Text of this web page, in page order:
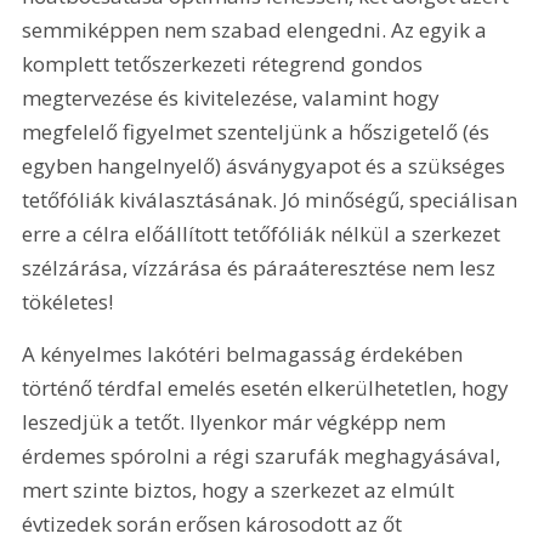
semmiképpen nem szabad elengedni. Az egyik a
komplett tetőszerkezeti rétegrend gondos
megtervezése és kivitelezése, valamint hogy
megfelelő figyelmet szenteljünk a hőszigetelő (és
egyben hangelnyelő) ásványgyapot és a szükséges
tetőfóliák kiválasztásának. Jó minőségű, speciálisan
erre a célra előállított tetőfóliák nélkül a szerkezet
szélzárása, vízzárása és páraáteresztése nem lesz
tökéletes!
A kényelmes lakótéri belmagasság érdekében
történő térdfal emelés esetén elkerülhetetlen, hogy
leszedjük a tetőt. Ilyenkor már végképp nem
érdemes spórolni a régi szarufák meghagyásával,
mert szinte biztos, hogy a szerkezet az elmúlt
évtizedek során erősen károsodott az őt